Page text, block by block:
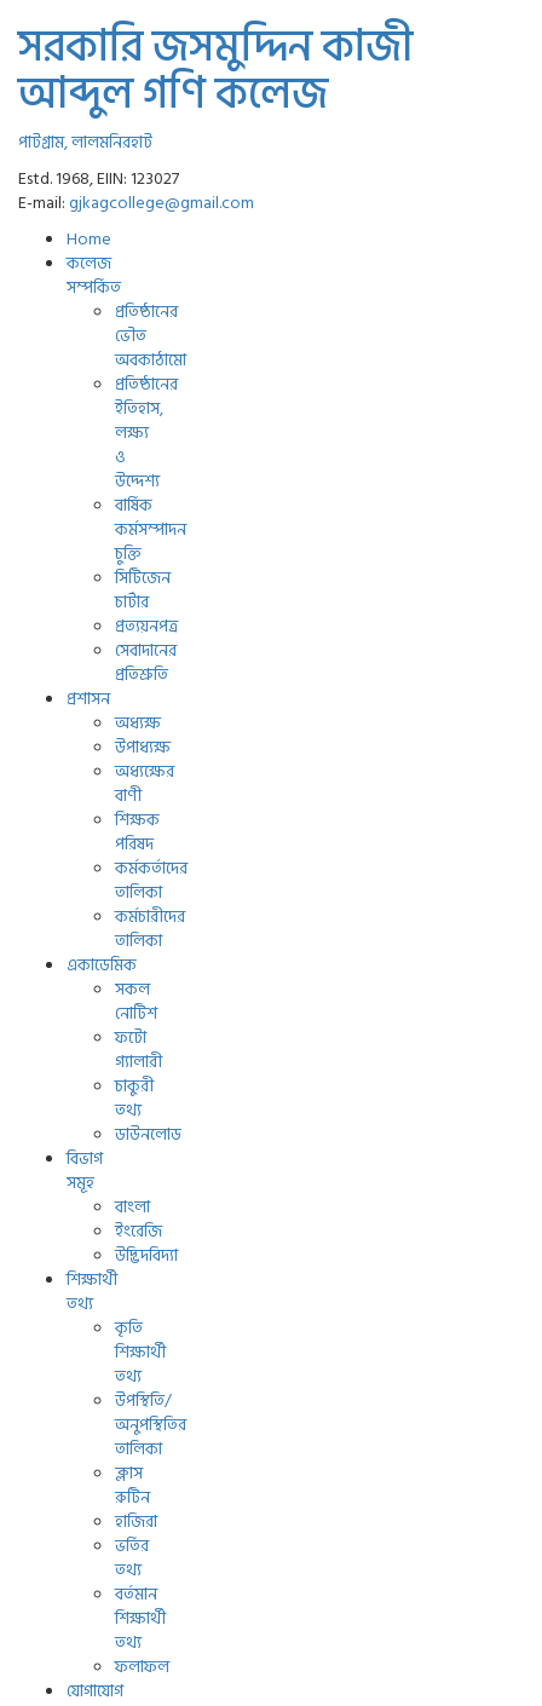
সরকারি জসমুদ্দিন কাজী
আব্দুল গণি কলেজ
পাটগ্রাম, লালমনিরহাট
Estd. 1968, EIIN: 123027
E-mail:gjkagcollege@gmail.com
Home
কলেজ
সম্পর্কিত
প্রতিষ্ঠানের
ভৌত
অবকাঠামো
প্রতিষ্ঠানের
ইতিহাস,
লক্ষ্য
ও
উদ্দেশ্য
বার্ষিক
কর্মসম্পাদন
চুক্তি
সিটিজেন
চার্টার
প্রত্যয়নপত্র
সেবাদানের
প্রতিশ্রুতি
প্রশাসন
অধ্যক্ষ
উপাধ্যক্ষ
অধ্যক্ষের
বাণী
শিক্ষক
পরিষদ
কর্মকর্তাদের
তালিকা
কর্মচারীদের
তালিকা
একাডেমিক
সকল
নোটিশ
ফটো
গ্যালারী
চাকুরী
তথ্য
ডাউনলোড
বিভাগ
সমূহ
বাংলা
ইংরেজি
উদ্ভিদবিদ্যা
শিক্ষার্থী
তথ্য
কৃতি
শিক্ষার্থী
তথ্য
উপস্থিতি/
অনুপস্থিতির
তালিকা
ক্লাস
রুটিন
হাজিরা
ভর্তির
তথ্য
বর্তমান
শিক্ষার্থী
তথ্য
ফলাফল
যোগাযোগ